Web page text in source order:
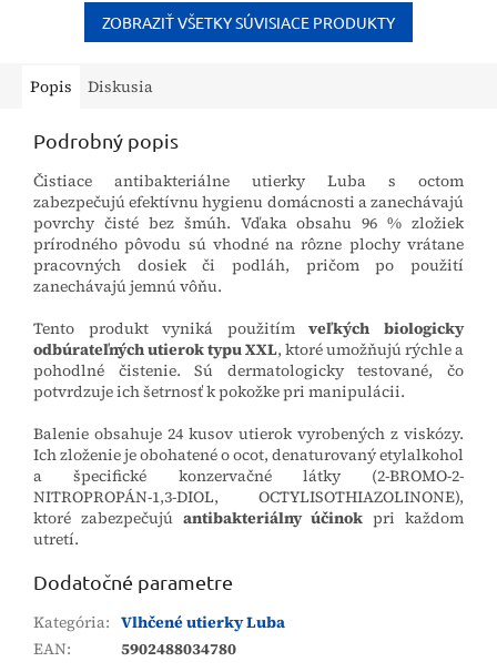
ZOBRAZIŤ VŠETKY SÚVISIACE PRODUKTY
Popis Diskusia
Podrobný popis
Čistiace antibakteriálne utierky Luba s octom
zabezpečujú efektívnu hygienu domácnosti a zanechávajú
povrchy čisté bez šmúh. Vďaka obsahu 96 % zložiek
prírodného pôvodu sú vhodné na rôzne plochy vrátane
pracovných dosiek či podláh, pričom po použití
zanechávajú jemnú vôňu.
Tento produkt vyniká použitímveľkých biologicky
odbúrateľných utierok typu XXL, ktoré umožňujú rýchle a
pohodlné čistenie. Sú dermatologicky testované, čo
potvrdzuje ich šetrnosť k pokožke pri manipulácii.
Balenie obsahuje 24 kusov utierok vyrobených z viskózy.
Ich zloženie je obohatené o ocot, denaturovaný etylalkohol
a špecifické konzervačné látky (2-BROMO-2-
NITROPROPÁN-1,3-DIOL, OCTYLISOTHIAZOLINONE),
ktoré zabezpečujú antibakteriálny účinok pri každom
utretí.
Dodatočné parametre
Kategória: Vlhčené utierky Luba
EAN: 5902488034780